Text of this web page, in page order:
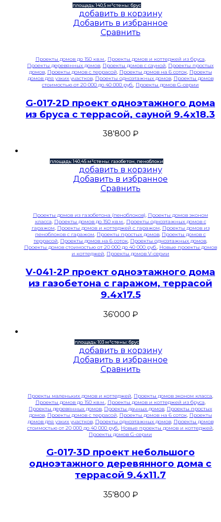
площадь: 140,5 м²стены: брус
добавить в корзину
Добавить в избранное
Сравнить
Проекты домов до 150 кв.м., Проекты домов и коттеджей из бруса,
Проекты деревянных домов, Проекты домов с сауной, Проекты простых
домов, Проекты домов с террасой, Проекты домов на 6 соток, Проекты
домов для узких участков, Проекты одноэтажных домов, Проекты домов
стоимостью от 20 000 до 40 000 руб., Проекты домов G-серии
G-017-2D проект одноэтажного дома
из бруса с террасой, сауной 9.4х18.3
38'800 ₽
площадь: 140,45 м²стены: газобетон, пеноблоки
добавить в корзину
Добавить в избранное
Сравнить
Проекты домов из газобетона (пеноблоков), Проекты домов эконом
класса, Проекты домов до 150 кв.м., Проекты одноэтажных домов с
гаражом, Проекты домов и коттеджей с гаражом, Проекты домов из
пеноблоков с гаражом, Проекты простых домов, Проекты домов с
террасой, Проекты домов на 6 соток, Проекты одноэтажных домов,
Проекты домов стоимостью от 20 000 до 40 000 руб., Новые проекты домов
и коттеджей, Проекты домов V-серии
V-041-2P проект одноэтажного дома
из газобетона с гаражом, террасой
9.4х17.5
36'000 ₽
площадь: 103 м²стены: брус
добавить в корзину
Добавить в избранное
Сравнить
Проекты маленьких домов и коттеджей, Проекты домов эконом класса,
Проекты домов до 150 кв.м., Проекты домов и коттеджей из бруса,
Проекты деревянных домов, Проекты дачных домов, Проекты простых
домов, Проекты домов с террасой, Проекты домов на 6 соток, Проекты
домов для узких участков, Проекты одноэтажных домов, Проекты домов
стоимостью от 20 000 до 40 000 руб., Новые проекты домов и коттеджей,
Проекты домов G-серии
G-017-3D проект небольшого
одноэтажного деревянного дома с
террасой 9.4х11.7
35'800 ₽